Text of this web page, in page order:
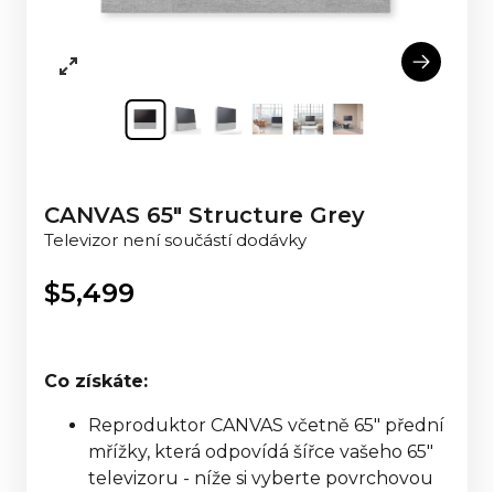
CANVAS 65" Structure Grey
Televizor není součástí dodávky
$5,499
Co získáte:
Reproduktor CANVAS včetně 65" přední
mřížky, která odpovídá šířce vašeho 65"
televizoru - níže si vyberte povrchovou